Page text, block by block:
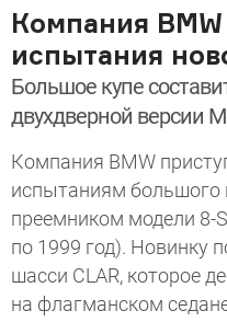
Компания
испытания
Большое купе
двухдверной версии
Компания BMW
испытаниям большого
преемником модели 8-
по 1999 год). Новинку
шасси CLAR, которое
на флагманском